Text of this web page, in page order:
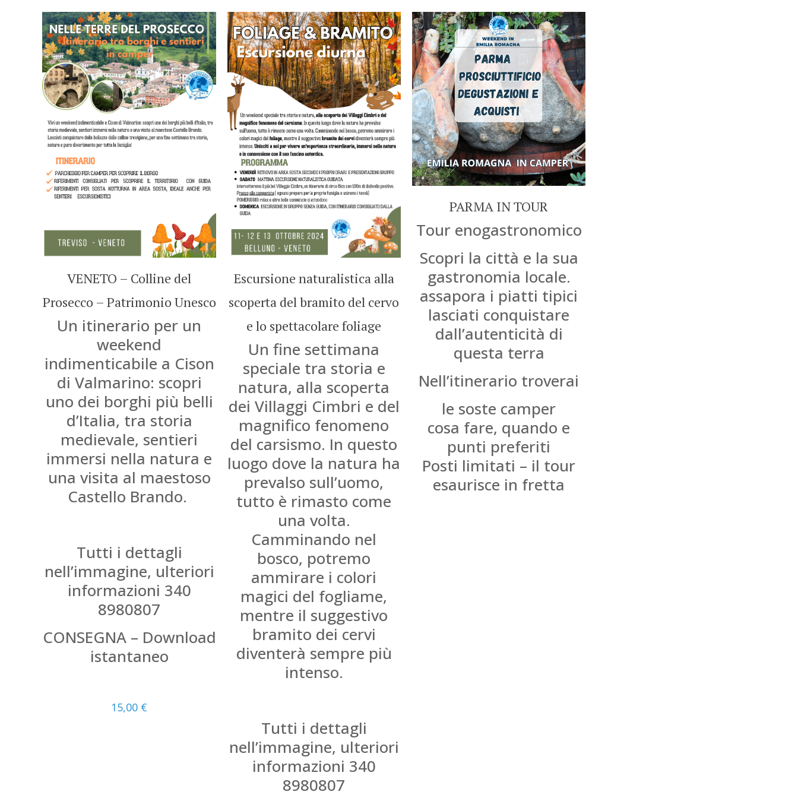
VENETO – Colline del
Prosecco – Patrimonio Unesco
Un itinerario per un
weekend
indimenticabile a Cison
di Valmarino: scopri
uno dei borghi più belli
d’Italia, tra storia
medievale, sentieri
immersi nella natura e
una visita al maestoso
Castello Brando.
Tutti i dettagli
nell’immagine, ulteriori
informazioni 340
8980807
CONSEGNA – Download
istantaneo
15,00 €
Escursione naturalistica alla
scoperta del bramito del cervo
e lo spettacolare foliage
Un fine settimana
speciale tra storia e
natura, alla scoperta
dei Villaggi Cimbri e del
magnifico fenomeno
del carsismo. In questo
luogo dove la natura ha
prevalso sull’uomo,
tutto è rimasto come
una volta.
Camminando nel
bosco, potremo
ammirare i colori
magici del fogliame,
mentre il suggestivo
bramito dei cervi
diventerà sempre più
intenso.
Tutti i dettagli
nell’immagine, ulteriori
informazioni 340
8980807
PARMA IN TOUR
Tour enogastronomico
Scopri la città e la sua
gastronomia locale.
assapora i piatti tipici
lasciati conquistare
dall’autenticità di
questa terra
Nell’itinerario troverai
le soste camper
cosa fare, quando e
punti preferiti
Posti limitati – il tour
esaurisce in fretta